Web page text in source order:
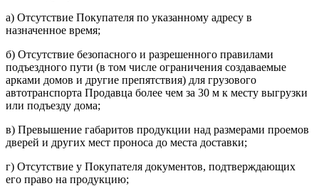
a) Отсутствие Покупателя по указанному адресу в
назначенное время;
б) Отсутствие безопасного и разрешенного правилами
подъездного пути (в том числе ограничения создаваемые
арками домов и другие препятствия) для грузового
автотранспорта Продавца более чем за 30 м к месту выгрузки
или подъезду дома;
в) Превышение габаритов продукции над размерами проемов
дверей и других мест проноса до места доставки;
г) Отсутствие у Покупателя документов, подтверждающих
его право на продукцию;